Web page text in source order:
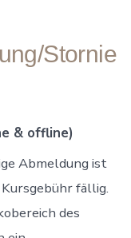
Stornie
& offline)
Abmeldung ist
fällig.
des